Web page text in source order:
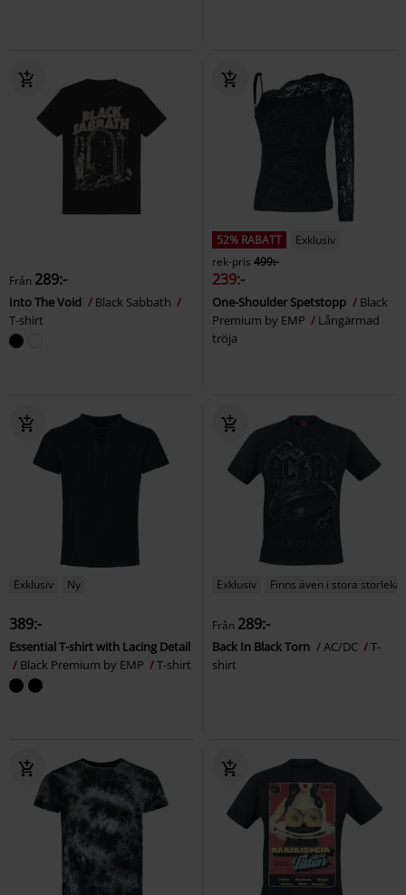
Från 289:-
Into The Void
Black Sabbath
T-shirt
52% RABATT
Exklusiv
rek-pris 499:-
239:-
One-Shoulder Spetstopp
Black
Premium by EMP
Långärmad
tröja
Exklusiv Ny
389:-
Essential T-shirt with Lacing Detail
Black Premium by EMP
T-shirt
Exklusiv Finns även i stora storlekar
Från 289:-
Back In Black Torn AC/DC
T-
shirt